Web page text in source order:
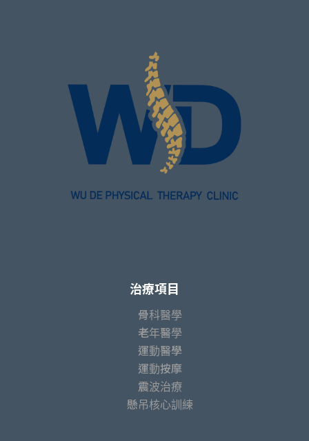
治療項目
骨科醫學
老年醫學
運動醫學
運動按摩
震波治療
懸吊核心訓練